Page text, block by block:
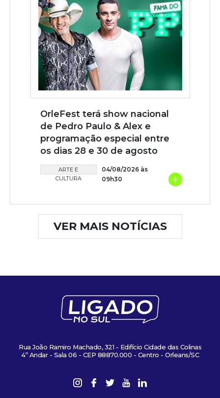
OrleFest terá show nacional
de Pedro Paulo & Alex e
programação especial entre
os dias 28 e 30 de agosto
ARTE E
CULTURA
04/08/2026 às
09h30
+
VER MAIS NOTÍCIAS
Rua João Ramiro Machado, 321 - Edifício Cidade das Colinas
4º Andar - Sala 06 - CEP 88870.000 - Centro - Orleans/SC